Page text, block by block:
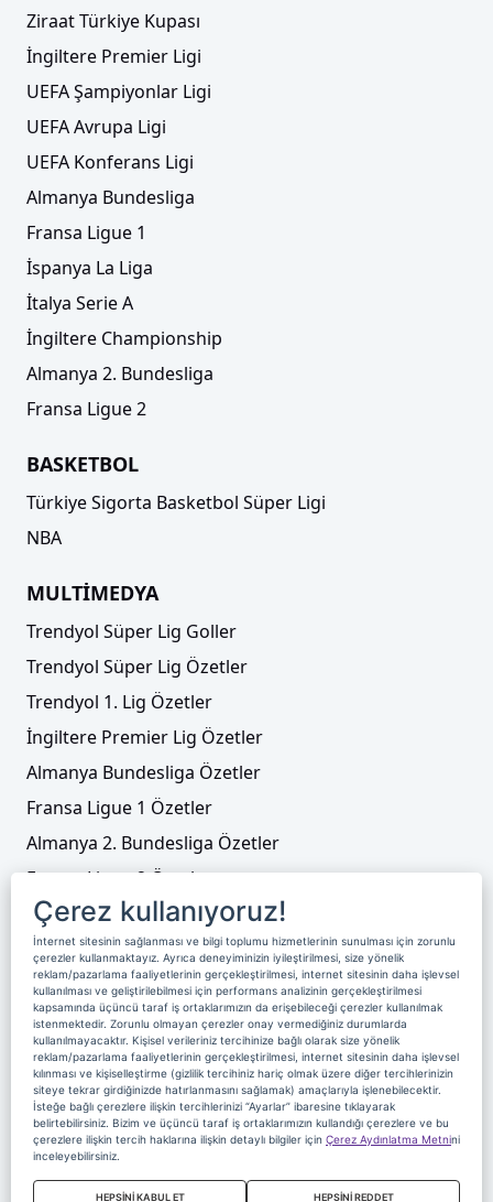
Ziraat Türkiye Kupası
İngiltere Premier Ligi
UEFA Şampiyonlar Ligi
UEFA Avrupa Ligi
UEFA Konferans Ligi
Almanya Bundesliga
Fransa Ligue 1
İspanya La Liga
İtalya Serie A
İngiltere Championship
Almanya 2. Bundesliga
Fransa Ligue 2
BASKETBOL
Türkiye Sigorta Basketbol Süper Ligi
NBA
MULTİMEDYA
Trendyol Süper Lig Goller
Trendyol Süper Lig Özetler
Trendyol 1. Lig Özetler
İngiltere Premier Lig Özetler
Almanya Bundesliga Özetler
Fransa Ligue 1 Özetler
Almanya 2. Bundesliga Özetler
Fransa Ligue 2 Özetler
Tenis
Video Liste
Foto Galeriler
Üyelik Yayın Akışı Reklam
Site Sözleşmesi
Künye ve İletişim
Çerez Politikası
Çerez Yönetimi
Veri Sahibi Başvuru Formu
Nereden İzlerim
Copyright 2020 Digiturk Bu siteyi kullanarak sözleşmeyi kabul etmiş
Çerez kullanıyoruz!
İnternet sitesinin sağlanması ve bilgi toplumu hizmetlerinin sunulması için zorunlu
çerezler kullanmaktayız. Ayrıca deneyiminizin iyileştirilmesi, size yönelik
reklam/pazarlama faaliyetlerinin gerçekleştirilmesi, internet sitesinin daha işlevsel
kullanılması ve geliştirilebilmesi için performans analizinin gerçekleştirilmesi
kapsamında üçüncü taraf iş ortaklarımızın da erişebileceği çerezler kullanılmak
istenmektedir. Zorunlu olmayan çerezler onay vermediğiniz durumlarda
kullanılmayacaktır. Kişisel verileriniz tercihinize bağlı olarak size yönelik
reklam/pazarlama faaliyetlerinin gerçekleştirilmesi, internet sitesinin daha işlevsel
kılınması ve kişiselleştirme (gizlilik tercihiniz hariç olmak üzere diğer tercihlerinizin
siteye tekrar girdiğinizde hatırlanmasını sağlamak) amaçlarıyla işlenebilecektir.
İsteğe bağlı çerezlere ilişkin tercihlerinizi “Ayarlar” ibaresine tıklayarak
belirtebilirsiniz. Bizim ve üçüncü taraf iş ortaklarımızın kullandığı çerezlere ve bu
çerezlere ilişkin tercih haklarına ilişkin detaylı bilgiler için Çerez Aydınlatma Metnini
inceleyebilirsiniz.
HEPSİNİ KABUL ET HEPSİNİ REDDET